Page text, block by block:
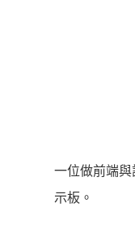
一位做前端
示板。